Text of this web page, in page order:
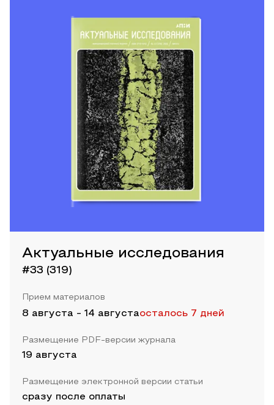
Актуальные исследования
#33 (319)
Прием материалов
8 августа - 14 августаосталось 7 дней
Размещение PDF-версии журнала
19 августа
Размещение электронной версии статьи
сразу после оплаты